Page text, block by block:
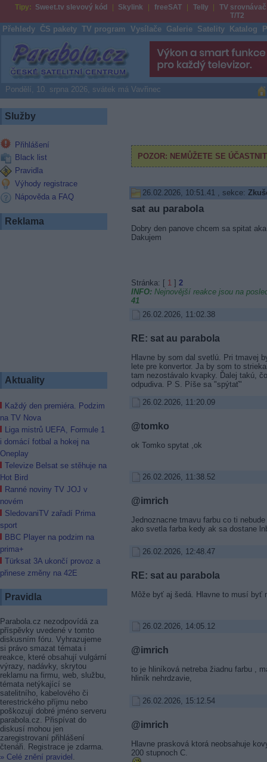
Tipy: Sweet.tv slevový kód Skylink freeSAT Telly
TV srovnávač
T/T2
Přehledy ČS pakety TV program Vysílače Galerie Satelity Katalog
Parabola.cz
Pondělí, 10. srpna 2026, svátek má Vavřinec
Služby
Přihlášení
Black list
Pravidla
Výhody registrace
Nápověda a FAQ
Reklama
Aktuality
Každý den premiéra. Podzim
na TV Nova
Liga mistrů UEFA, Formule 1
i domácí fotbal a hokej na
Oneplay
Televize Belsat se stěhuje na
Hot Bird
Ranné noviny TV JOJ v
novém
SledovaniTV zařadí Prima
sport
BBC Player na podzim na
prima+
Türksat 3A ukončí provoz a
přinese změny na 42E
Pravidla
Parabola.cz nezodpovídá za
příspěvky uvedené v tomto
diskusním fóru. Vyhrazujeme
si právo smazat témata i
reakce, které obsahují vulgární
výrazy, nadávky, skrytou
reklamu na firmu, web, službu,
témata netýkající se
satelitního, kabelového či
terestrického příjmu nebo
poškozují dobré jméno serveru
parabola.cz. Přispívat do
diskusí mohou jen
zaregistrovaní přihlášení
čtenáři. Registrace je zdarma.
» Celé znění pravidel .
26.02.2026, 10:51.41 , sekce:
sat au parabola
Dobry den panove chcem sa spitat
Dakujem
Stránka: [ 1 ] 2
INFO:Nejnovější reakce jsou na
41
26.02.2026, 11:02.38
RE: sat au parabola
Hlavne by som dal svetlú. Pri tmavej
lete pre konvertor. Ja by som to
tam nezostávalo kvapky. Ďalej takú,
odpudiva. P S. Píše sa "spýtať"
26.02.2026, 11:20.09
@tomko
ok Tomko spytat ,ok
26.02.2026, 11:38.52
@imrich
Jednoznacne tmavu farbu co ti
ako svetla farba kedy ak sa dostane
26.02.2026, 12:48.47
RE: sat au parabola
Môže byť aj šedá. Hlavne to musí byť
26.02.2026, 14:05.12
@imrich
to je hliníková netreba žiadnu farbu ,
hliník nehrdzavie,
26.02.2026, 15:12.54
@imrich
Hlavne prasková ktorá neobsahuje
200 stupnoch C.